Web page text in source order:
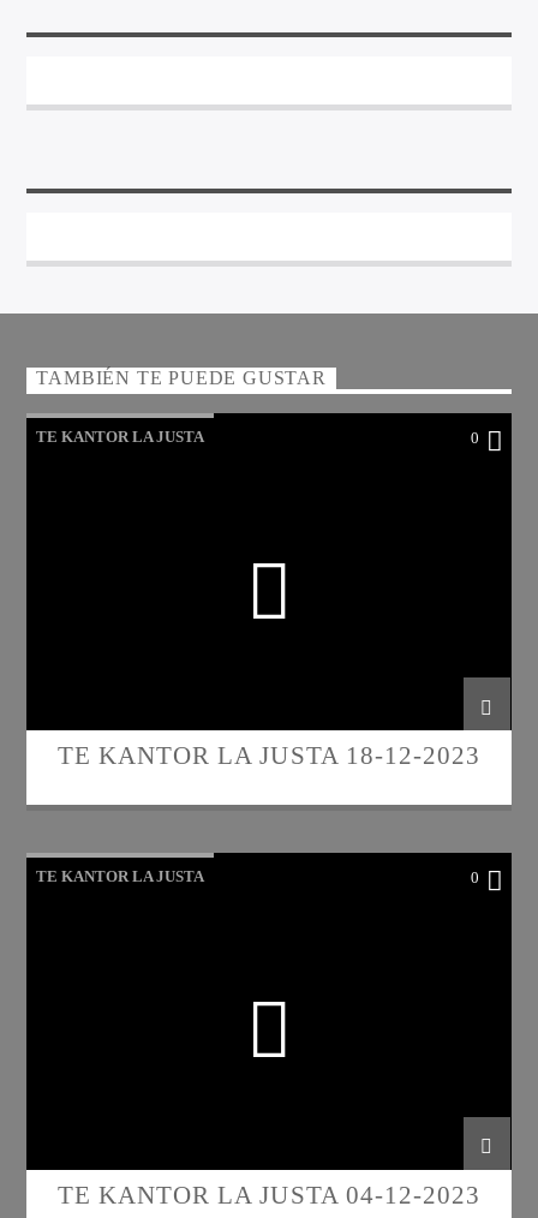
TAMBIÉN TE PUEDE GUSTAR
TE KANTOR LA JUSTA 0
TE KANTOR LA JUSTA 18-12-2023
TE KANTOR LA JUSTA 0
TE KANTOR LA JUSTA 04-12-2023